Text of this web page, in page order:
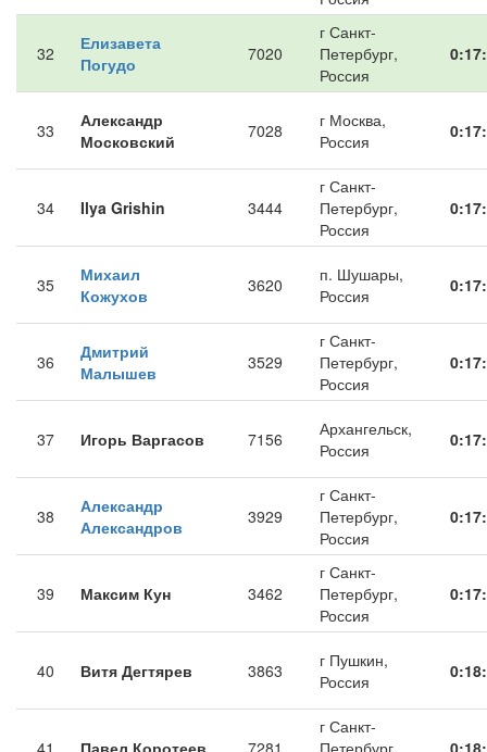
32
Елизавета
Погудо
7020
г Санкт-
Петербург,
Россия
33
Александр
Московский
7028
г Москва,
Россия
34 Ilya Grishin 3444
г Санкт-
Петербург,
Россия
35
Михаил
Кожухов
3620
п. Шушары,
Россия
36
Дмитрий
Малышев
3529
г Санкт-
Петербург,
Россия
37 Игорь Варгасов 7156
Архангельск,
Россия
38
Александр
Александров
3929
г Санкт-
Петербург,
Россия
39 Максим Кун 3462
г Санкт-
Петербург,
Россия
40 Витя Дегтярев 3863
г Пушкин,
Россия
41 Павел Коротеев 7281
г Санкт-
Петербург,